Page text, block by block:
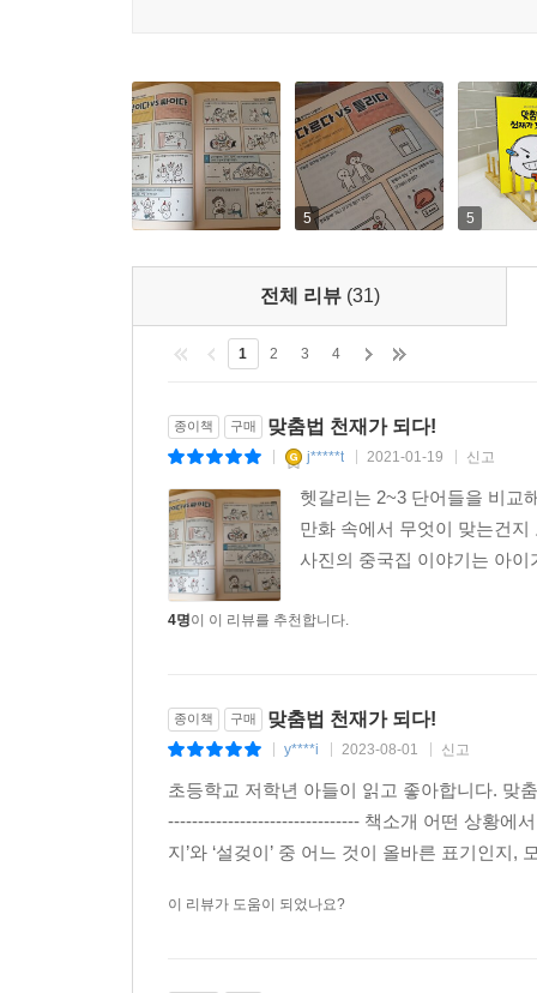
5 5
전체 리뷰 (31)
1 2 3 4
종이책 구매 맞춤법 천재가 되다!
j*****t 2021-01-19 신고
헷갈리는 2~3 단어들을 비교
만화 속에서 무엇이 맞는건
사진의 중국집 이야기는 아
4명이 이 리뷰를 추천합니다.
종이책 구매 맞춤법 천재가 되다!
y****i 2023-08-01 신고
초등학교 저학년 아들이 읽고 좋아합니다. 맞
-------------------------------- 책소개 어떤 상황에서
지’와 ‘설겆이’ 중 어느 것이 올바른 표기인지,
이 리뷰가 도움이 되었나요?